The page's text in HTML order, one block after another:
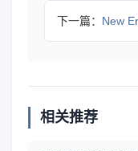
下一篇： New
相关推荐